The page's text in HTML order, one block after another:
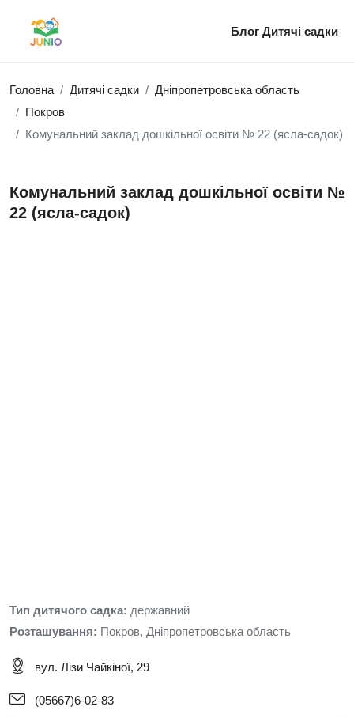
Блог Дитячі садки
Головна Дитячі садки
Дніпропетровська область
Покров
Комунальний заклад дошкільної освіти № 22 (ясла-садок)
Комунальний заклад дошкільної освіти №
22 (ясла-садок)
Тип дитячого садка: державний
Розташування: Покров, Дніпропетровська область
вул. Лізи Чайкіної, 29
(05667)6-02-83